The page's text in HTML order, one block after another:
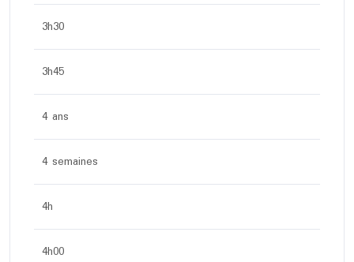
3h30
3h45
4 ans
4 semaines
4h
4h00